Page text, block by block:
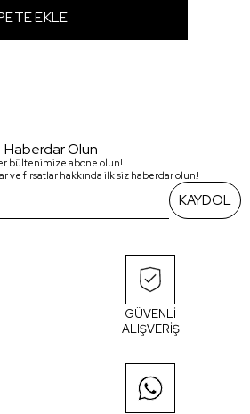
Haberdar Olun
bültenimize abone olun!
ve fırsatlar hakkında ilk siz haberdar olun!
KAYDOL
GÜVENLİ
ALIŞVERİŞ